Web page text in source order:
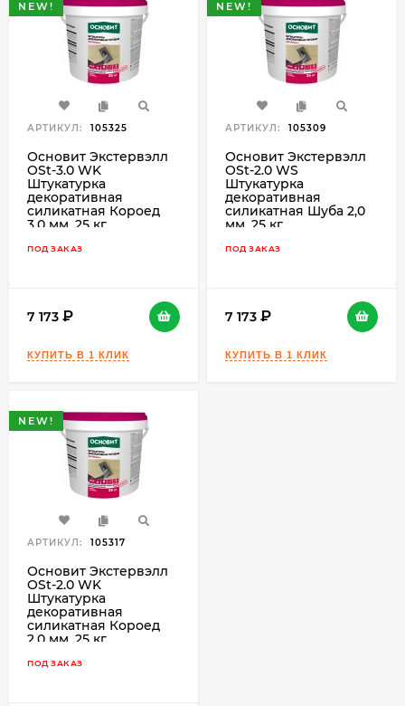
NEW!
АРТИКУЛ: 105325
Основит Экстервэлл
OSt-3.0 WK
Штукатурка
декоративная
силикатная Короед
3,0 мм, 25 кг.
ПОД ЗАКАЗ
7 173
NEW!
АРТИКУЛ: 105309
Основит Экстервэлл
OSt-2.0 WS
Штукатурка
декоративная
силикатная Шуба 2,0
мм, 25 кг.
ПОД ЗАКАЗ
7 173
NEW!
АРТИКУЛ: 105317
Основит Экстервэлл
OSt-2.0 WK
Штукатурка
декоративная
силикатная Короед
2,0 мм, 25 кг.
ПОД ЗАКАЗ